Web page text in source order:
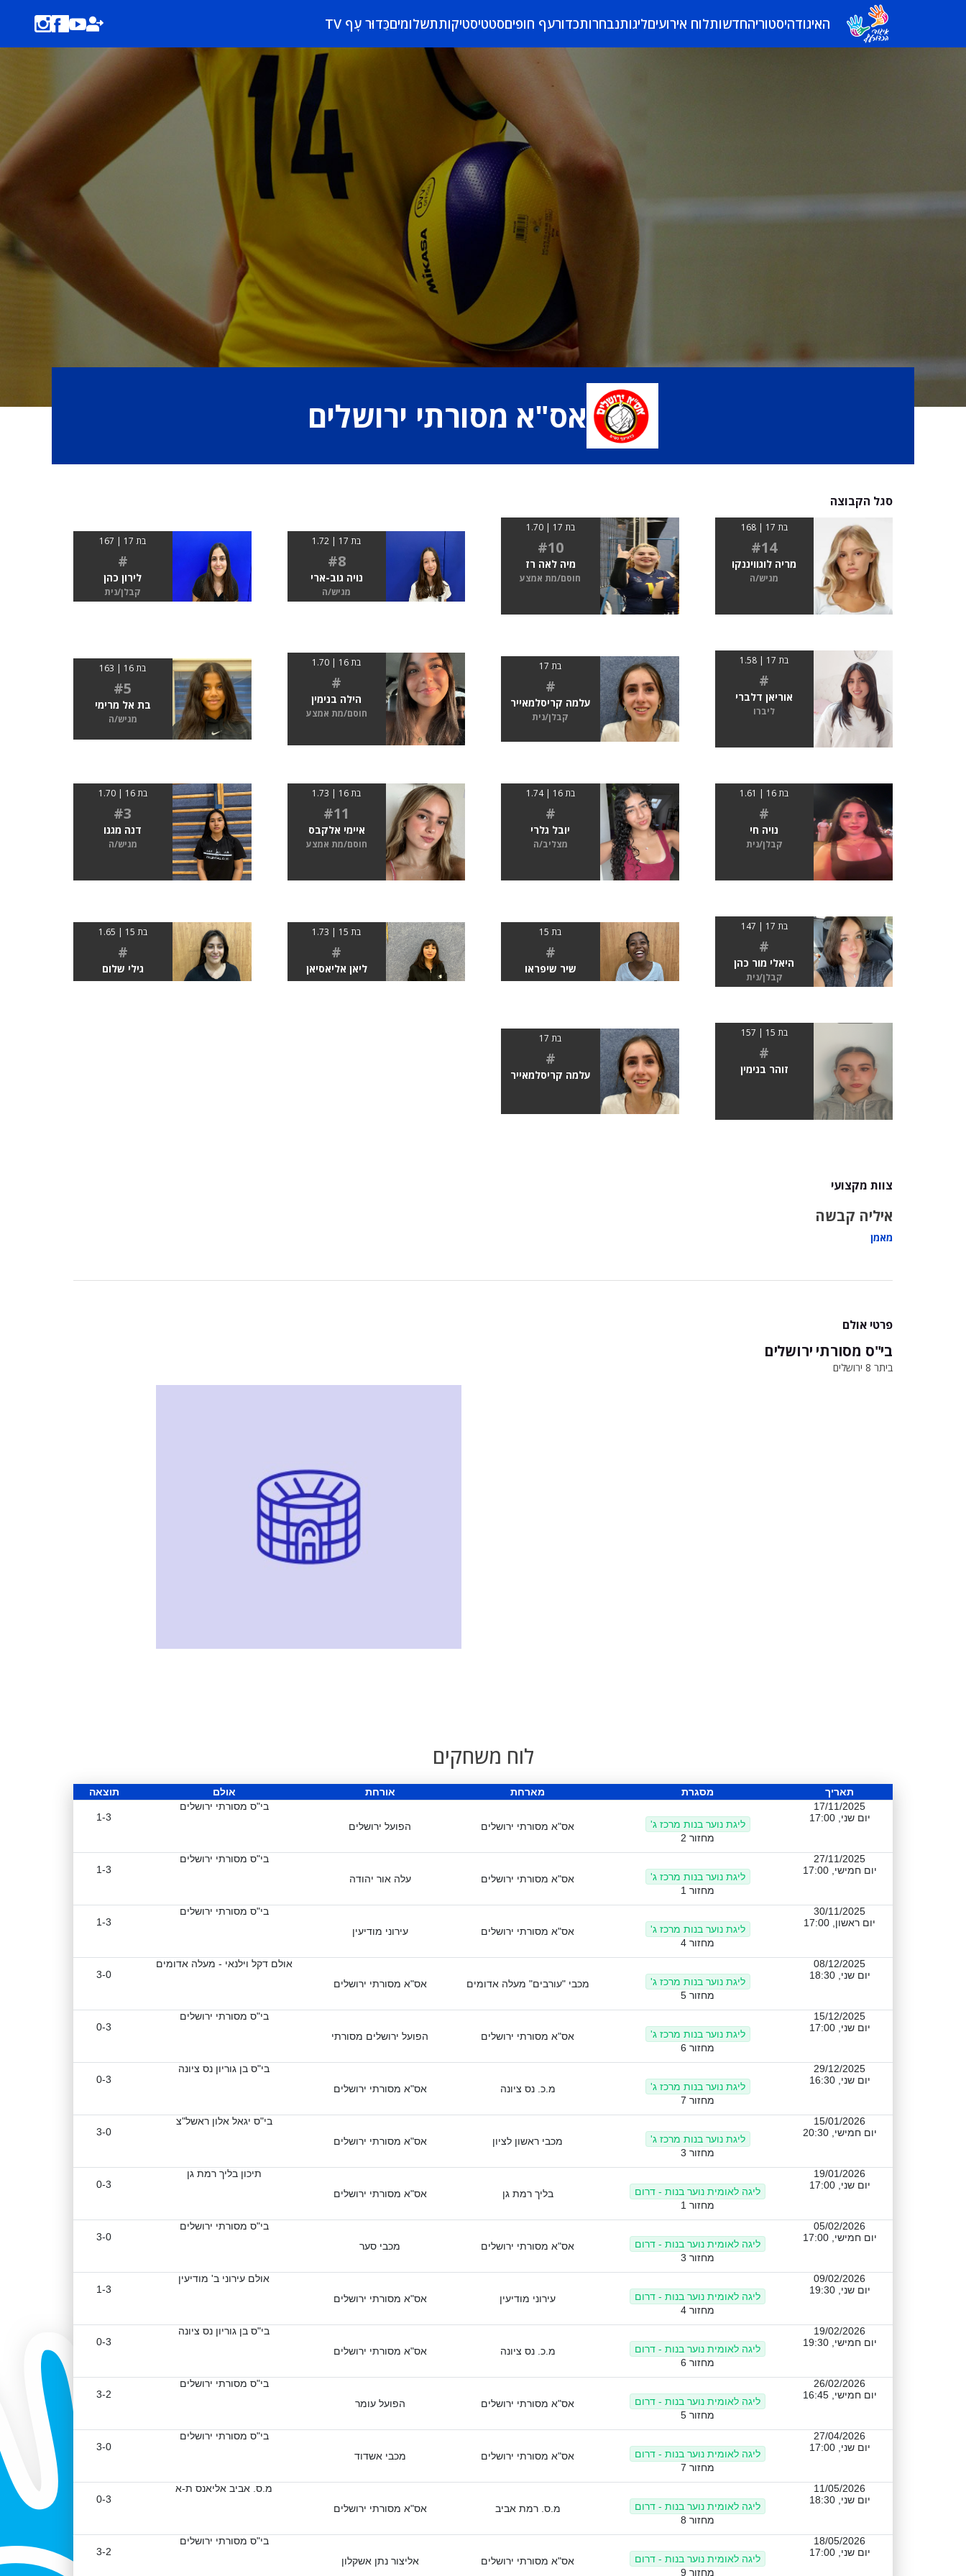
האיגודהיסטוריהחדשותלוח אירועיםליגותנבחרותכדורעף חופיםסטטיסטיקותתשלומיםכַּדוּר עָף TV
אס"א מסורתי ירושלים
סגל הקבוצה
בת 17 | 168
#14
מריה לוגוויננקו
מגיש/ה
בת 17 | 1.70
#10
מיה לאה רז
חוסם/מת אמצע
בת 17 | 1.72
#8
נויה גוב-ארי
מגיש/ה
בת 17 | 167
#
לירון כהן
קבלן/נית
בת 17 | 1.58
#
אוריאן דלברי
ליברו
בת 17
#
עלמה קריסלמאייר
קבלן/נית
בת 16 | 1.70
#
הילה בנימין
חוסם/מת אמצע
בת 16 | 163
#5
בת אל מרימי
מגיש/ה
בת 16 | 1.61
#
נויה חי
קבלן/נית
בת 16 | 1.74
#
יובל גלרי
מצליב/ה
בת 16 | 1.73
#11
איימי אלקבס
חוסם/מת אמצע
בת 16 | 1.70
#3
דנה מגנו
מגיש/ה
בת 17 | 147
#
היאלי מור כהן
קבלן/נית
בת 15
#
שיר שיפראו
בת 15 | 1.73
#
ליאן אליאסיאן
בת 15 | 1.65
#
גילי שלום
בת 15 | 157
#
זוהר בנימין
בת 17
#
עלמה קריסלמאייר
צוות מקצועי
איליה קבשה
מאמן
פרטי אולם
בי"ס מסורתי ירושלים
ביתר 8 ירושלים
לוח משחקים
תאריך מסגרת מארחת אורחת אולם
תוצאה
17/11/2025
יום שני, 17:00
ליגת נוער בנות מרכז ג'
מחזור 2
אס"א מסורתי ירושלים הפועל ירושלים
בי"ס מסורתי ירושלים
1-3
27/11/2025
יום חמישי, 17:00
ליגת נוער בנות מרכז ג'
מחזור 1
אס"א מסורתי ירושלים עלה אור יהודה
בי"ס מסורתי ירושלים
1-3
30/11/2025
יום ראשון, 17:00
ליגת נוער בנות מרכז ג'
מחזור 4
אס"א מסורתי ירושלים עירוני מודיעין
בי"ס מסורתי ירושלים
1-3
08/12/2025
יום שני, 18:30
ליגת נוער בנות מרכז ג'
מחזור 5
מכבי "עורבים" מעלה אדומים אס"א מסורתי ירושלים
אולם דקל וילנאי - מעלה אדומים
3-0
15/12/2025
יום שני, 17:00
ליגת נוער בנות מרכז ג'
מחזור 6
אס"א מסורתי ירושלים הפועל ירושלים מסורתי
בי"ס מסורתי ירושלים
0-3
29/12/2025
יום שני, 16:30
ליגת נוער בנות מרכז ג'
מחזור 7
מ.כ. נס ציונה אס"א מסורתי ירושלים
בי"ס בן גוריון נס ציונה
0-3
15/01/2026
יום חמישי, 20:30
ליגת נוער בנות מרכז ג'
מחזור 3
מכבי ראשון לציון אס"א מסורתי ירושלים
בי"ס יגאל אלון ראשל"צ
3-0
19/01/2026
יום שני, 17:00
ליגה לאומית נוער בנות - דרום
מחזור 1
בליך רמת גן אס"א מסורתי ירושלים
תיכון בליך רמת גן
0-3
05/02/2026
יום חמישי, 17:00
ליגה לאומית נוער בנות - דרום
מחזור 3
אס"א מסורתי ירושלים מכבי סער
בי"ס מסורתי ירושלים
3-0
09/02/2026
יום שני, 19:30
ליגה לאומית נוער בנות - דרום
מחזור 4
עירוני מודיעין אס"א מסורתי ירושלים
אולם עירוני ב' מודיעין
1-3
19/02/2026
יום חמישי, 19:30
ליגה לאומית נוער בנות - דרום
מחזור 6
מ.כ. נס ציונה אס"א מסורתי ירושלים
בי"ס בן גוריון נס ציונה
0-3
26/02/2026
יום חמישי, 16:45
ליגה לאומית נוער בנות - דרום
מחזור 5
אס"א מסורתי ירושלים הפועל עומר
בי"ס מסורתי ירושלים
3-2
27/04/2026
יום שני, 17:00
ליגה לאומית נוער בנות - דרום
מחזור 7
אס"א מסורתי ירושלים מכבי אשדוד
בי"ס מסורתי ירושלים
3-0
11/05/2026
יום שני, 18:30
ליגה לאומית נוער בנות - דרום
מחזור 8
מ.ס. רמת אביב אס"א מסורתי ירושלים
מ.ס. אביב אליאנס ת-א
0-3
18/05/2026
יום שני, 17:00
ליגה לאומית נוער בנות - דרום
מחזור 9
אס"א מסורתי ירושלים אליצור נתן אשקלון
בי"ס מסורתי ירושלים
3-2